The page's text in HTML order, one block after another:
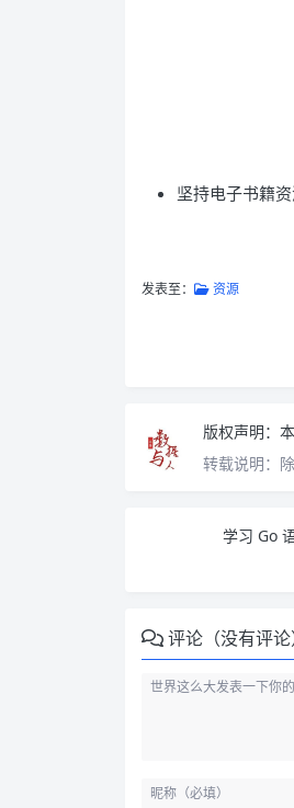
坚持电子书籍资
发表至： 资源
版权声明：
转载说明：
学习 Go
评论（没有评论